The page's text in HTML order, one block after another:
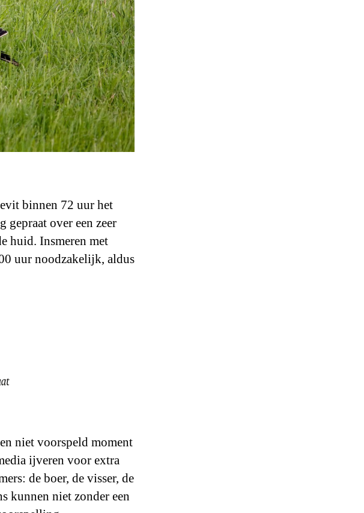
binnen 72 uur het
over een zeer
huid. Insmeren met
uur noodzakelijk, aldus
niet voorspeld moment
ijveren voor extra
de boer, de visser, de
kunnen niet zonder een